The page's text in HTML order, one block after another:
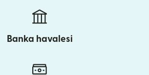
Banka havalesi